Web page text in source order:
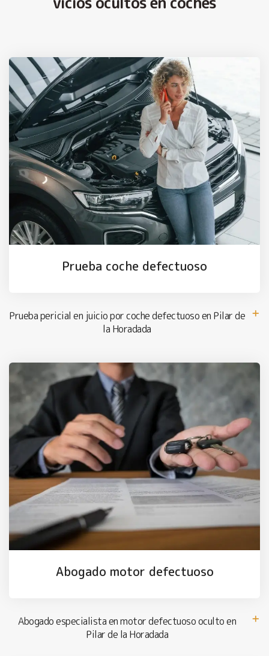
Prueba coche defectuoso
Prueba pericial en juicio por coche defectuoso en Pilar de
la Horadada
Abogado motor defectuoso
Abogado especialista en motor defectuoso oculto en
Pilar de la Horadada